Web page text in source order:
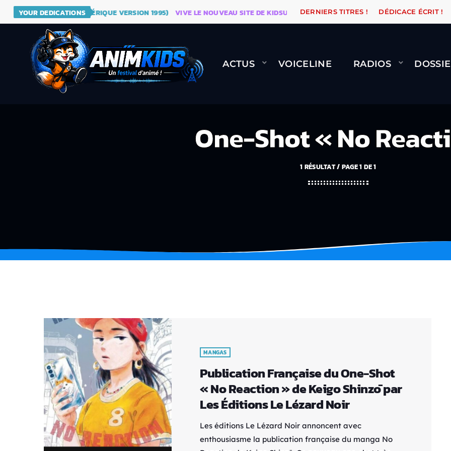
YOUR DEDICATIONS
- DRAGON BALL (GÉNÉRIQUE VERSION 1995) VIVE LE NOUVEAU SITE DE KIDSUNE WARÉTRO ORANGE ROAD QUI
DERNIERS TITRES ! DÉDICACE ÉCRIT !
ACTUS VOICELINE RADIOS
One-Shot « No
1 RÉSULTAT / PAGE 1 DE 1
MANGAS
Publication Française du One-Shot
« No Reaction » de Keigo Shinzō par
Les Éditions Le Lézard Noir
Les éditions Le Lézard Noir annoncent avec
enthousiasme la publication française du manga No